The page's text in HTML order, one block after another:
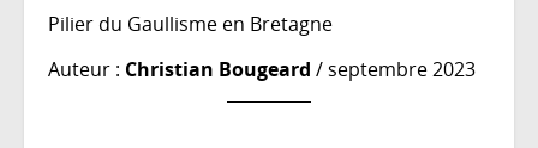
Pilier du Gaullisme en Bretagne
Auteur : Christian Bougeard / septembre 2023